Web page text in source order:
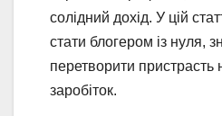
солідний дохід. У цій
стати блогером із нуля,
перетворити пристрасть
заробіток.